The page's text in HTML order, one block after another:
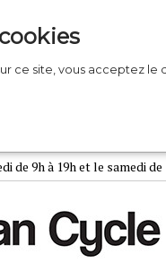
de 9h à 19h et le samedi de
ce site, vous acceptez